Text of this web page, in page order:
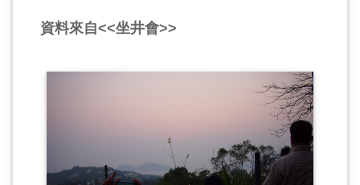
資料來自<<坐井會>>